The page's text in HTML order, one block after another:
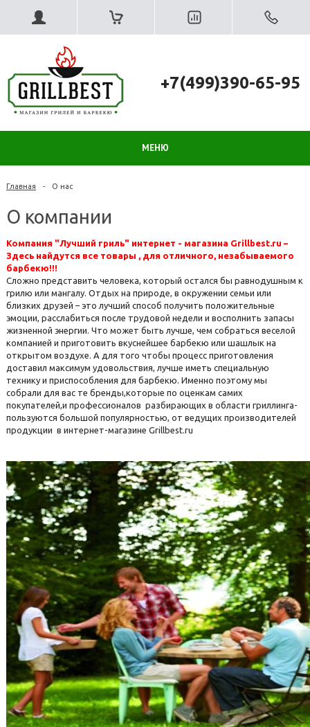
+7(499)390-65-95
МЕНЮ
Главная - О нас
О компании
Компания "Лучший гриль" интернет - магазина Grillbest.ru –
Здесь найдутся все товары , для отличного, незабываемого
барбекю!!!
Сложно представить человека, который остался бы равнодушным к
грилю или мангалу. Отдых на природе, в окружении семьи или
близких друзей – это лучший способ получить положительные
эмоции, расслабиться после трудовой недели и восполнить запасы
жизненной энергии. Что может быть лучше, чем собраться веселой
компанией и приготовить вкуснейшее барбекю или шашлык на
открытом воздухе. А для того чтобы процесс приготовления
доставил максимум удовольствия, лучше иметь специальную
технику и приспособления для барбекю. Именно поэтому мы
собрали для вас те бренды,которые по оценкам самих
покупателей,и профессионалов разбирающих в области гриллинга-
пользуются большой популярностью, от ведущих производителей
продукции в интернет-магазине Grillbest.ru